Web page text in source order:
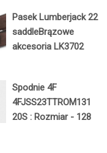
Pasek Lumberjack 22
saddleBrązowe
akcesoria LK3702
Spodnie 4F
4FJSS23TTROM131
20S : Rozmiar - 128